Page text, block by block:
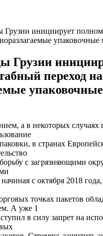
инициирует
упаковочные
Грузии
переход на
упаковочные
а в некоторых
в странах
борьбу с загрязняющими
с октября 2018
точках пакетов
А уже 1
в силу запрет на